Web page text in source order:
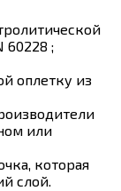
60228 ;
оплетку из
или
которая
слой.